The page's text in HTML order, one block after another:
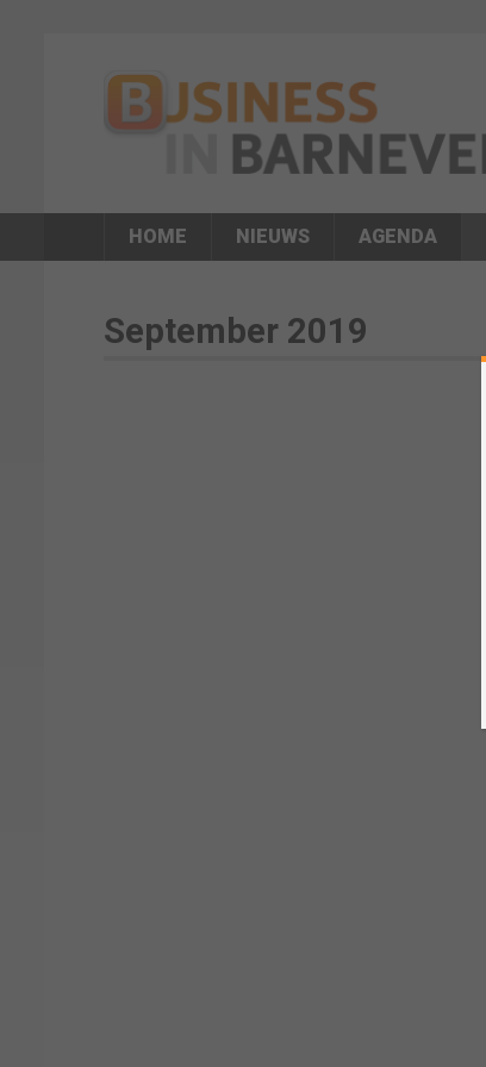
HOME NIEUWS AGENDA
September 2019